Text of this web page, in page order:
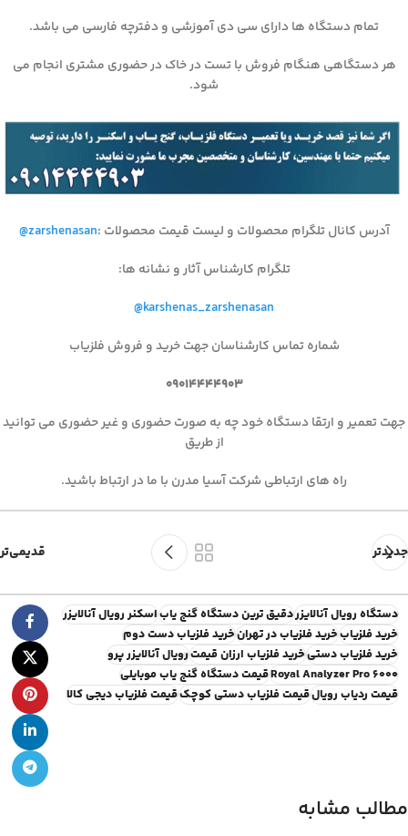
تمام دستگاه ها دارای سی دی آموزشی و دفترچه فارسی می باشد.
هر دستگاهی هنگام فروش با تست در خاک در حضوری مشتری انجام می
شود.
آدرس کانال تلگرام محصولات و لیست قیمت محصولات :
@zarshenasan
تلگرام کارشناس آثار و نشانه ها:
@karshenas_zarshenasan
شماره تماس کارشناسان جهت خرید و فروش فلزیاب
۰۹۰۱۴۴۴۴۹۰۳
جهت تعمیر و ارتقا دستگاه خود چه به صورت حضوری و غیر حضوری می توانید
از طریق
راه های ارتباطی شرکت آسیا مدرن با ما در ارتباط باشید.
جدیدتر قدیمی‌تر
دستگاه رویال آنالایزردقیق ترین دستگاه گنج یاباسکنر رویال آنالایزر
خرید فلزیابخرید فلزیاب در تهرانخرید فلزیاب دست دوم
خرید فلزیاب دستیخرید فلزیاب ارزان قیمترویال آنالایزر پرو
Royal Analyzer Pro 6000قیمت دستگاه گنج یاب موبایلی
قیمت ردیاب رویالقیمت فلزیاب دستی کوچکقیمت فلزیاب دیجی کالا
مطالب مشابه